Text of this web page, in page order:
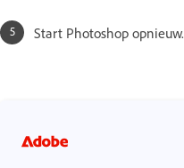
Start Photoshop opnieuw.